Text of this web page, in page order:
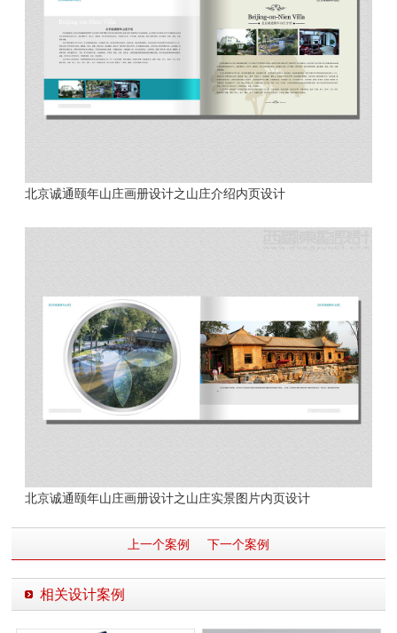
北京诚通颐年山庄画册设计之山庄介绍内页设计
北京诚通颐年山庄画册设计之山庄实景图片内页设计
上一个案例 下一个案例
相关设计案例